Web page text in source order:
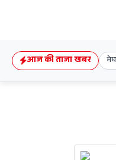
आज की ताजा खबर